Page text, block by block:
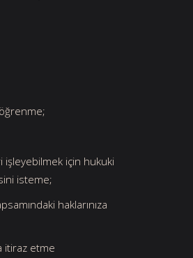
işleyebilmek için hukuki
isteme;
haklarınıza
itiraz etme